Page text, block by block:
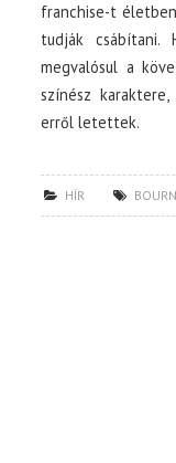
franchise-t
tudják csábítani.
megvalósul a
színész
erről letettek.
HÍR